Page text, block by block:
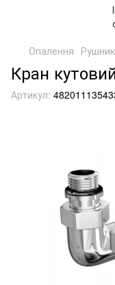
Опалення
Кран
Артикул: